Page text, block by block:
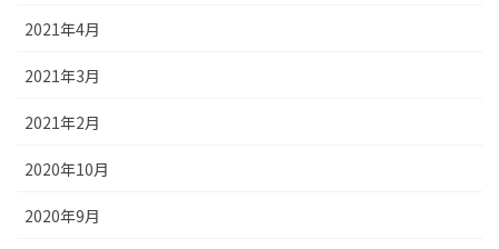
2021年4月
2021年3月
2021年2月
2020年10月
2020年9月